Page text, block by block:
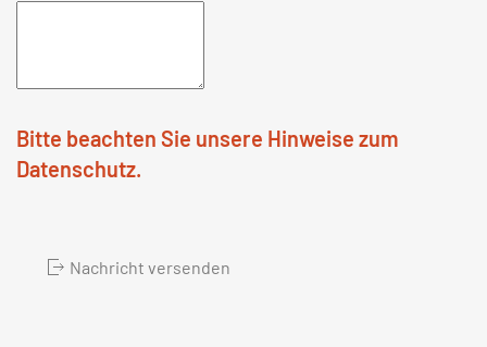
Bitte beachten Sie unsere Hinweise zum
Datenschutz.
Nachricht versenden